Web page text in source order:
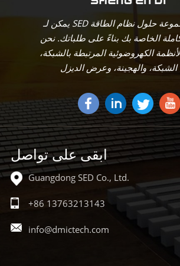
يمكن لـ SED تخصيص مجموعة حلول نظام الطاقة
الخاصة بك بناءً على طلباتك. نحن
الكهروضوئية المرتبطة بالشبكة،
ابقى على تواصل
Guangdong SED Co., Ltd.
+86 13763213143
info@dmictech.com